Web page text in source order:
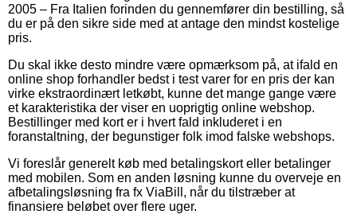
2005 – Fra Italien forinden du gennemfører din bestilling, så
du er på den sikre side med at antage den mindst kostelige
pris.
Du skal ikke desto mindre være opmærksom på, at ifald en
online shop forhandler bedst i test varer for en pris der kan
virke ekstraordinært letkøbt, kunne det mange gange være
et karakteristika der viser en uoprigtig online webshop.
Bestillinger med kort er i hvert fald inkluderet i en
foranstaltning, der begunstiger folk imod falske webshops.
Vi foreslår generelt køb med betalingskort eller betalinger
med mobilen. Som en anden løsning kunne du overveje en
afbetalingsløsning fra fx ViaBill, når du tilstræber at
finansiere beløbet over flere uger.